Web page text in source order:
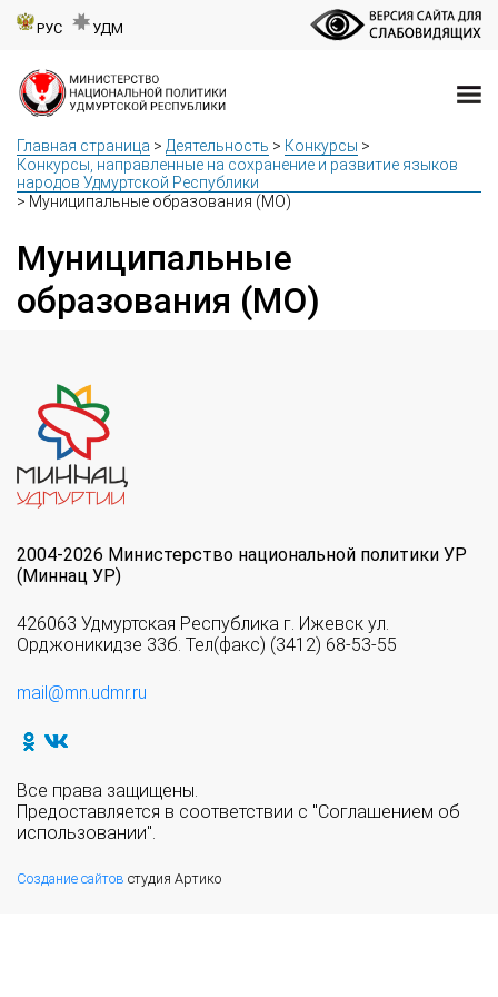
РУС УДМ
Главная страница > Деятельность > Конкурсы >
Конкурсы, направленные на сохранение и развитие языков
народов Удмуртской Республики
> Муниципальные образования (МО)
Муниципальные
образования (МО)
2004-2026 Министерство национальной политики УР
(Миннац УР)
426063 Удмуртская Республика г. Ижевск ул.
Орджоникидзе 33б. Тел(факс) (3412) 68-53-55
mail@mn.udmr.ru
Все права защищены.
Предоставляется в соответствии с "Соглашением об
использовании".
Создание сайтов студия Артико